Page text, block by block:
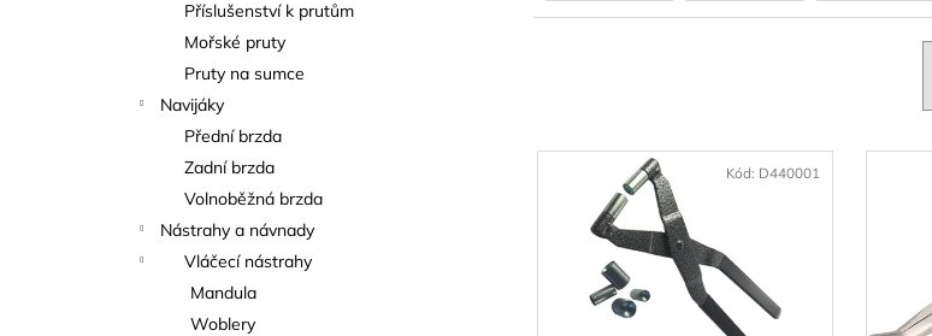
Příslušenství k prutům
Mořské pruty
Pruty na sumce
Navijáky
Přední brzda
Zadní brzda
Volnoběžná brzda
Nástrahy a návnady
Vláčecí nástrahy
Mandula
Woblery
z
V
Kód: D440001
KAPROVÁ SMĚS RICHARDA
KONOPÁSKA RIKOMIX KAPR ČERVENÝ
KAPROVÁ SMĚS RICHARDA